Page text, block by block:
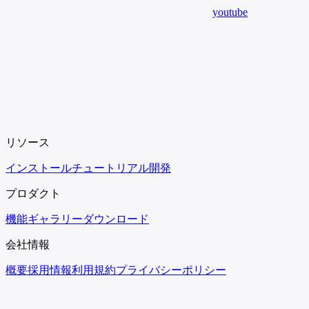
youtube
リソース
インストールチュートリアル開発
プロダクト
機能ギャラリーダウンロード
会社情報
概要採用情報利用規約プライバシーポリシー